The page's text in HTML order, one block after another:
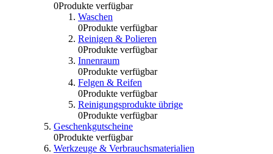
0Produkte verfügbar
Waschen
0Produkte verfügbar
Reinigen & Polieren
0Produkte verfügbar
Innenraum
0Produkte verfügbar
Felgen & Reifen
0Produkte verfügbar
Reinigungsprodukte übrige
0Produkte verfügbar
Geschenkgutscheine
0Produkte verfügbar
Werkzeuge & Verbrauchsmaterialien